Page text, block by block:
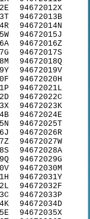
94672012X
94672013B
94672014N
94672015J
94672016Z
94672017S
94672018Q
94672019V
94672020H
94672021L
94672022C
94672023K
94672024E
94672025T
94672026R
94672027W
94672028A
94672029G
94672030M
94672031Y
94672032F
94672033P
94672034D
94672035X